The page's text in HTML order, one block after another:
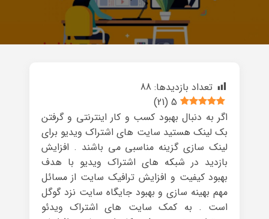
تعداد بازدیدها: 88
5
(
21
)
اگر به دنبال بهبود کسب و کار اینترنتی و گرفتن
بک لینک هستید سایت های اشتراک ویدیو برای
لینک سازی گزینه مناسبی می باشند . افزایش
بازدید در شبکه های اشتراک ویدیو با هدف
بهبود کیفیت و افزایش ترافیک سایت از مسائل
مهم بهینه سازی و بهبود جایگاه سایت نزد گوگل
است . به کمک سایت های اشتراک ویدئو